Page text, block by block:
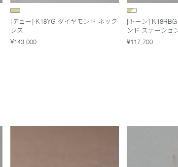
[デュー] K18YG ダイヤモンド ネック
レス
¥143,000
[トーン]
ンド ステーショ
¥117,700